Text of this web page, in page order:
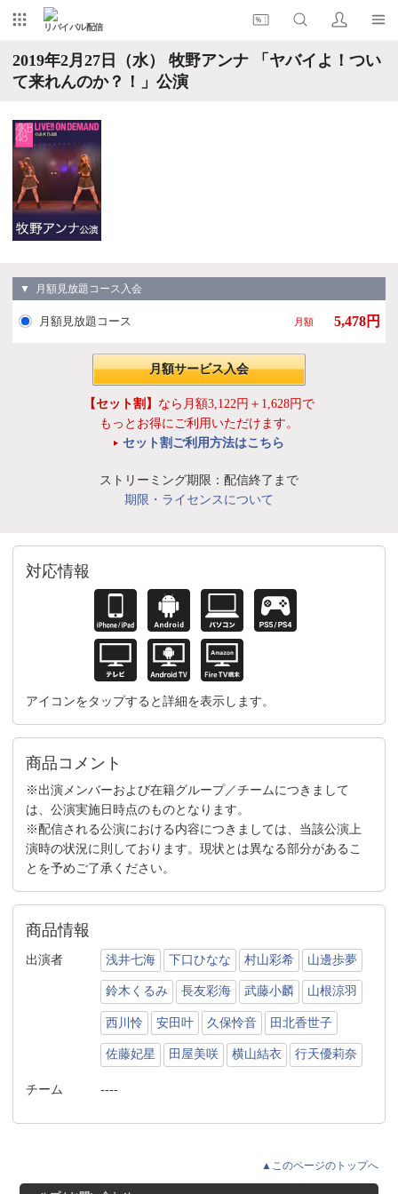
リバイバル配信
2019年2月27日（水） 牧野アンナ 「ヤバイよ！つい
て来れんのか？！」公演
▼ 月額見放題コース入会
月額見放題コース 月額 5,478円
月額サービス入会
【セット割】 なら月額3,122円＋1,628円で
もっとお得にご利用いただけます。
セット割ご利用方法はこちら
ストリーミング期限：配信終了まで
期限・ライセンスについて
対応情報
アイコンをタップすると詳細を表示します。
商品コメント
※出演メンバーおよび在籍グループ／チームにつきまして
は、公演実施日時点のものとなります。
※配信される公演における内容につきましては、当該公演上
演時の状況に則しております。現状とは異なる部分があるこ
とを予めご了承ください。
商品情報
出演者 浅井七海 下口ひなな 村山彩希 山邊歩夢
鈴木くるみ 長友彩海 武藤小麟 山根涼羽
西川怜 安田叶 久保怜音 田北香世子
佐藤妃星 田屋美咲 横山結衣 行天優莉奈
チーム ----
▲このページのトップへ